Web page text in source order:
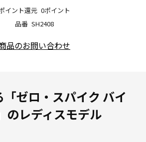
品番 SH2408
イント還元 0ポイント
品のお問い合わせ
ゼロ・スパイク バイ
のレディスモデル